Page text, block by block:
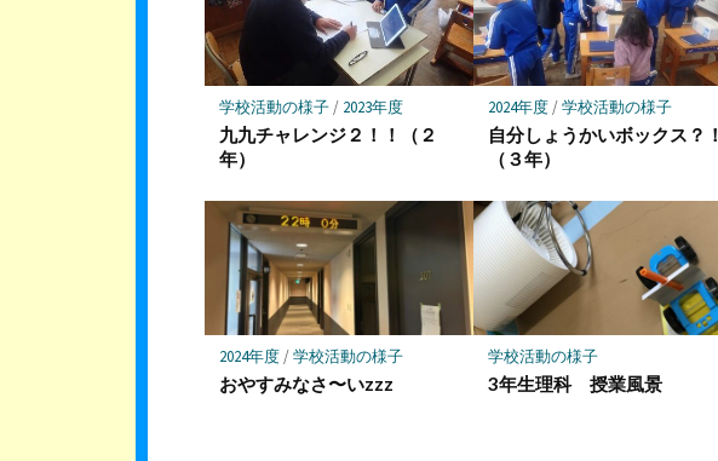
に
保
存
学校活動の様子/ 2023年度
九九チャレンジ２！！（２
年）
2024年度/学校活動の様子
自分しょうかいボックス？！
（３年）
2024年度/学校活動の様子
おやすみなさ〜いzzz
学校活動の様子
3年生理科 授業風景